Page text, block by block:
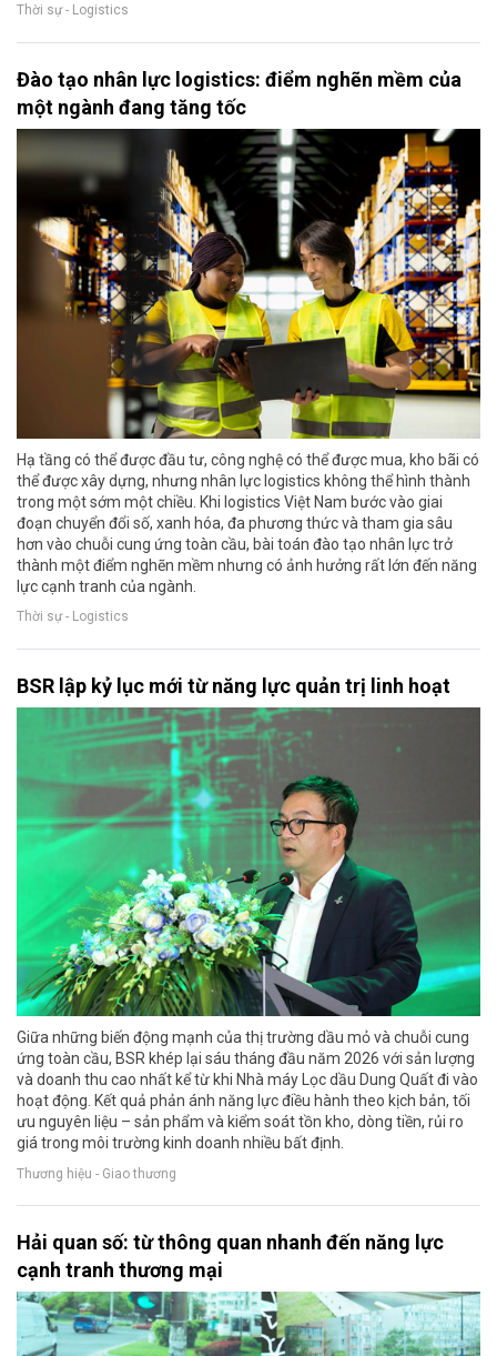
Thời sự - Logistics
Đào tạo nhân lực logistics: điểm nghẽn mềm của
một ngành đang tăng tốc
Hạ tầng có thể được đầu tư, công nghệ có thể được mua, kho bãi có
thể được xây dựng, nhưng nhân lực logistics không thể hình thành
trong một sớm một chiều. Khi logistics Việt Nam bước vào giai
đoạn chuyển đổi số, xanh hóa, đa phương thức và tham gia sâu
hơn vào chuỗi cung ứng toàn cầu, bài toán đào tạo nhân lực trở
thành một điểm nghẽn mềm nhưng có ảnh hưởng rất lớn đến năng
lực cạnh tranh của ngành.
Thời sự - Logistics
BSR lập kỷ lục mới từ năng lực quản trị linh hoạt
Giữa những biến động mạnh của thị trường dầu mỏ và chuỗi cung
ứng toàn cầu, BSR khép lại sáu tháng đầu năm 2026 với sản lượng
và doanh thu cao nhất kể từ khi Nhà máy Lọc dầu Dung Quất đi vào
hoạt động. Kết quả phản ánh năng lực điều hành theo kịch bản, tối
ưu nguyên liệu – sản phẩm và kiểm soát tồn kho, dòng tiền, rủi ro
giá trong môi trường kinh doanh nhiều bất định.
Thương hiệu - Giao thương
Hải quan số: từ thông quan nhanh đến năng lực
cạnh tranh thương mại